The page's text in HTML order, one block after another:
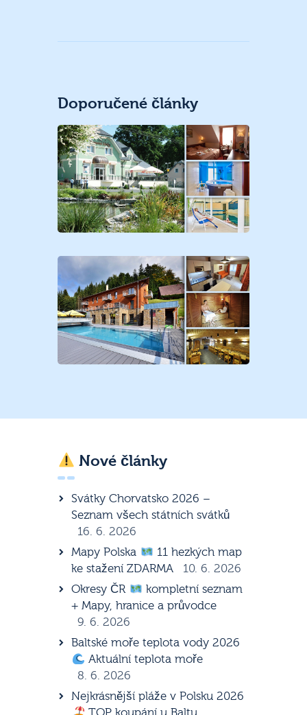
Doporučené články
Nové články
Svátky Chorvatsko 2026 –
Seznam všech státních svátků
16. 6. 2026
Mapy Polska
11 hezkých map
ke stažení ZDARMA
10. 6. 2026
Okresy ČR
kompletní seznam
+ Mapy, hranice a průvodce
9. 6. 2026
Baltské moře teplota vody 2026
Aktuální teplota moře
8. 6. 2026
Nejkrásnější pláže v Polsku 2026